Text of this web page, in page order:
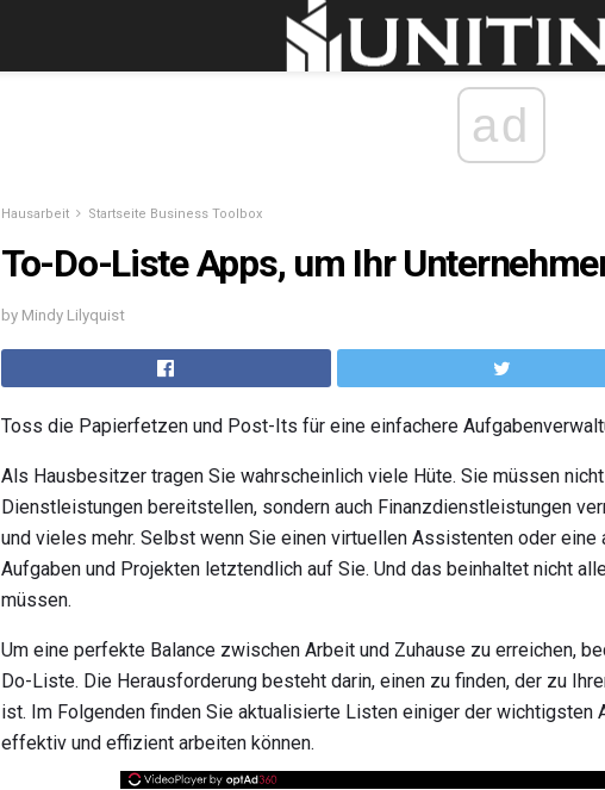
ad
Hausarbeit Startseite Business Toolbox
To-Do-Liste Apps, um Ihr
by Mindy Lilyquist
Toss die Papierfetzen und Post-Its für eine einfachere
Als Hausbesitzer tragen Sie wahrscheinlich viele Hüte. Sie müssen
Dienstleistungen bereitstellen, sondern auch Finanzdienstleistungen
und vieles mehr. Selbst wenn Sie einen virtuellen Assistenten oder
Aufgaben und Projekten letztendlich auf Sie. Und das beinhaltet nicht
müssen.
Um eine perfekte Balance zwischen Arbeit und Zuhause zu erreichen,
Do-Liste. Die Herausforderung besteht darin, einen zu finden, der zu
ist. Im Folgenden finden Sie aktualisierte Listen einiger der wichtigsten
effektiv und effizient arbeiten können.